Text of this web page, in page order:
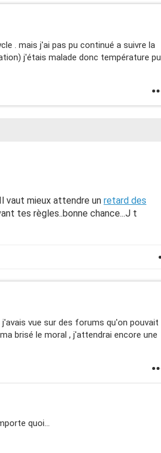
. mais j'ai pas pu continué a suivre la
j'étais malade donc température pu
vaut mieux attendre un retard des
tes règles..bonne chance...J t
vue sur des forums qu'on pouvait
brisé le moral , j'attendrai encore une
quoi...